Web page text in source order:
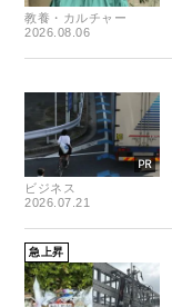
教養・カルチャー
2026.08.06
ビジネス
2026.07.21
急上昇